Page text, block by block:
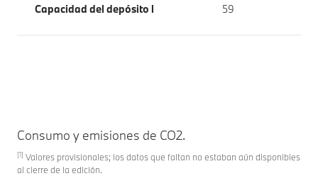
Capacidad del depósito l 59
Consumo y emisiones de CO2.
[1] Valores provisionales; los datos que faltan no estaban aún disponibles
al cierre de la edición.